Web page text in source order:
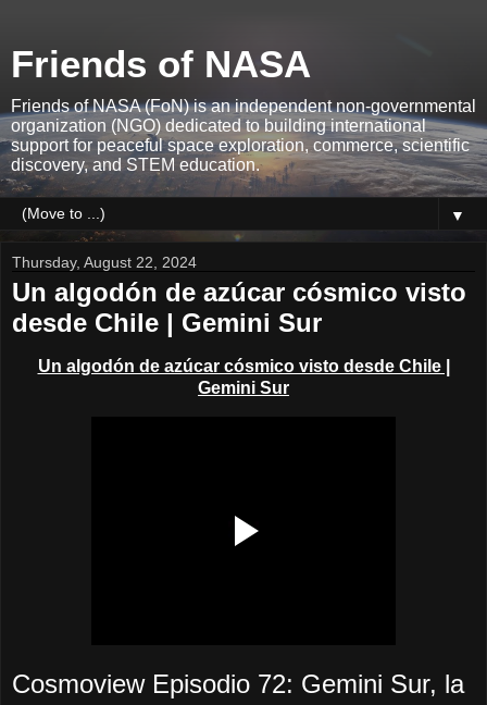
Friends of NASA
Friends of NASA (FoN) is an independent non-governmental
organization (NGO) dedicated to building international
support for peaceful space exploration, commerce, scientific
discovery, and STEM education.
▼
Thursday, August 22, 2024
Un algodón de azúcar cósmico visto
desde Chile | Gemini Sur
Un algodón de azúcar cósmico visto desde Chile |
Gemini Sur
Cosmoview Episodio 72: Gemini Sur, la